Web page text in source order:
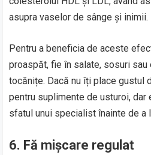
asupra vaselor de sânge și inimii.
Pentru a beneficia de aceste
proaspăt, fie în salate, sosuri sau
tocănițe. Dacă nu îți place gustul
pentru suplimente de usturoi,
sfatul unui specialist înainte de a
6. Fă mișcare regulat